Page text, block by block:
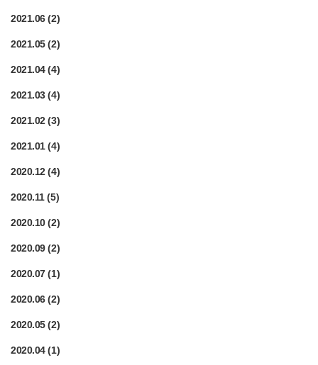
2021.06(2)
2021.05(2)
2021.04(4)
2021.03(4)
2021.02(3)
2021.01(4)
2020.12(4)
2020.11(5)
2020.10(2)
2020.09(2)
2020.07(1)
2020.06(2)
2020.05(2)
2020.04(1)